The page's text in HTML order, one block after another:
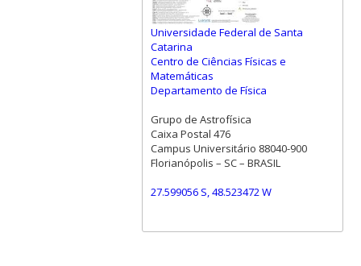
Universidade Federal de Santa
Catarina
Centro de Ciências Físicas e
Matemáticas
Departamento de Física
Grupo de Astrofísica
Caixa Postal 476
Campus Universitário 88040-900
Florianópolis – SC – BRASIL
27.599056 S, 48.523472 W